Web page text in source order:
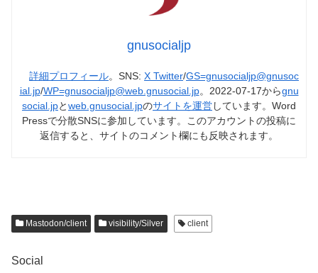
gnusocialjp
詳細プロフィール。SNS: X Twitter/GS=gnusocialjp@gnusoc
ial.jp/WP=gnusocialjp@web.gnusocial.jp。2022-07-17からgnu
social.jpとweb.gnusocial.jpのサイトを運営しています。Word
Pressで分散SNSに参加しています。このアカウントの投稿に
返信すると、サイトのコメント欄にも反映されます。
Mastodon/client visibility/Silver client
Social